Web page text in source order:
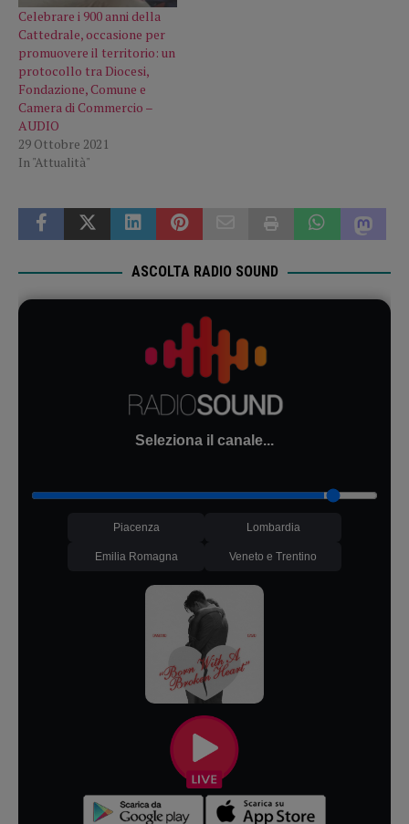
Celebrare i 900 anni della
Cattedrale, occasione per
promuovere il territorio: un
protocollo tra Diocesi,
Fondazione, Comune e
Camera di Commercio –
AUDIO
29 Ottobre 2021
In "Attualità"
ASCOLTA RADIO SOUND
Seleziona il canale...
Piacenza Lombardia
Emilia Romagna Veneto e Trentino